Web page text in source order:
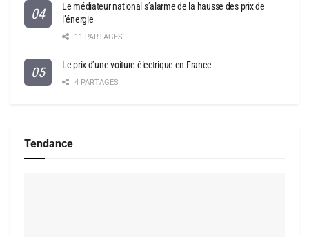
Le médiateur national s’alarme de la hausse des prix de
l’énergie
11 PARTAGES
Le prix d’une voiture électrique en France
4 PARTAGES
Tendance